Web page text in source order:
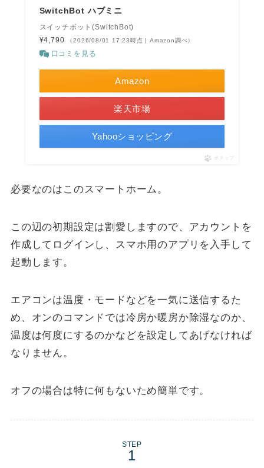
SwitchBot ハブミニ
スイッチボット(SwitchBot)
¥4,790
（2026/08/01 17:23時点 | Amazon調べ）
口コミを見る
Amazon
楽天市場
Yahooショッピング
ポチップ
必要なのはこのスマートホーム。
この辺の初期設定は割愛しますので、アカウントを
作成してログインし、スマホ用のアプリを入手して
起動します。
エアコンは温度・モードなどを一気に送信するた
め、オンのコマンドでは冷房か暖房か除湿なのか、
温度は何度にするのかなどを設定してあげなければ
なりません。
オフの場合は特に何もないため簡単です。
STEP